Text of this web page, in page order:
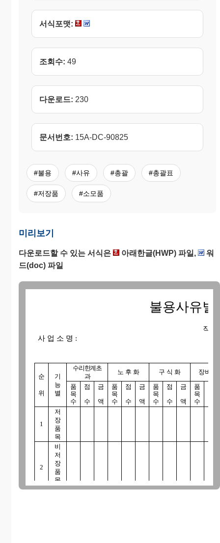
서식포맷:
조회수: 49
다운로드: 230
문서번호: 15A-DC-90825
#불용 #사유 #총괄 #총괄표
#저장품 #소모품
미리보기
다운로드할 수 있는 서식은 아래한글(HWP) 파일,
워
드(doc) 파일
불용사유
작 성 자
사 업 소 명 : 확
순
위
기
능
별
수리한계초
과
노 후 화 구 식 화
장비철
품
목
수
점
수
금
액
품
목
수
점
수
금
액
품
목
수
점
수
금
액
품
목
수
1
저
장
품
목
2
비
저
장
품
목
계